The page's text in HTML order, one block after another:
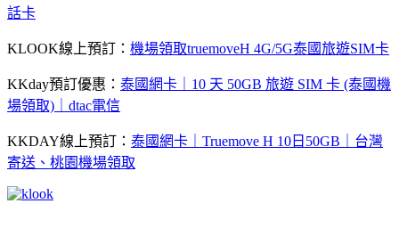
話卡
KLOOK線上預訂： 機場領取truemoveH 4G/5G泰國旅遊SIM卡
KKday預訂優惠： 泰國網卡｜10 天 50GB 旅遊 SIM 卡 (泰國機
場領取)｜dtac電信
KKDAY線上預訂： 泰國網卡｜Truemove H 10日50GB｜台灣
寄送、桃園機場領取